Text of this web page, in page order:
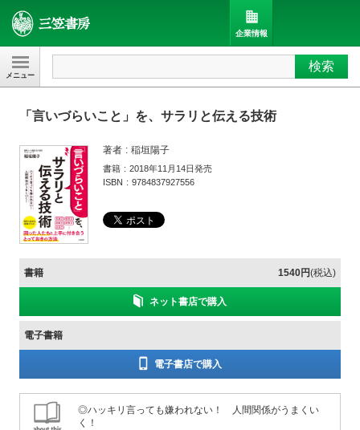
三笠書房 検索
企業情報
「言いづらいこと」を、サラリと伝える技術
著者 稲垣陽子
書籍
2018年11月14日発売
ISBN
9784837927556
書籍 1540円(税込)
ネット書店で購入
電子書籍
電子書店で購入
◎ハッキリ言っても嫌われない！ 人間関係がうまくい
く！